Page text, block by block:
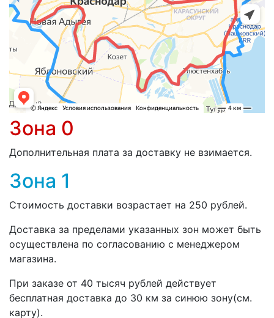
Зона 0
Дополнительная плата за доставку не взимается.
Зона 1
Стоимость доставки возрастает на 250 рублей.
Доставка за пределами указанных зон может быть
осуществлена по согласованию с менеджером
магазина.
При заказе от 40 тысяч рублей действует
бесплатная доставка до 30 км за синюю зону(см.
карту).